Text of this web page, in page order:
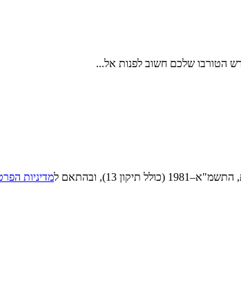
הטורבו שלכם חשוב לפנות אל...
13), ובהתאם ל
מדיניות